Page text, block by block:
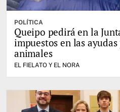
POLÍTICA
Queipo pedirá en la
impuestos en las
animales
EL FIELATO Y EL NORA